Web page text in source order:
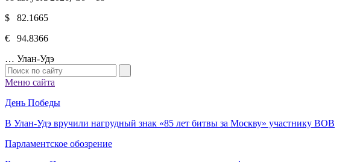
$ 82.1665
€ 94.8366
… Улан-Удэ
Меню сайта
День Победы
В Улан-Удэ вручили нагрудный знак «85 лет битвы за Москву» участнику ВОВ
Парламентское обозрение